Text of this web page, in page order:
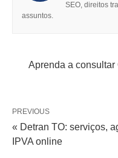
SEO, direitos
assuntos.
Aprenda a
PREVIOUS
« Detran TO: serviços,
IPVA online